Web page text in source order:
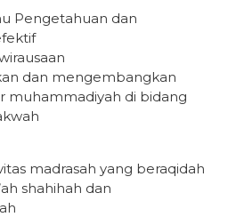
Pengetahuan dan
dan mengembangkan
muhammadiyah di bidang
madrasah yang beraqidah
shahihah dan